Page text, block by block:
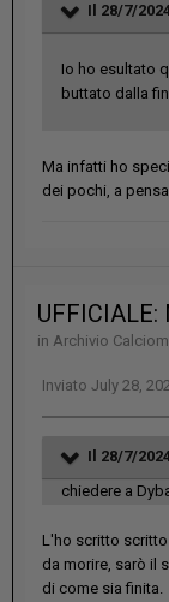
Il 28/7/
Io ho esultato
buttato dalla
Ma infatti ho
dei pochi, a
in Archivio
Inviato July 28,
Il 28/7/
chiedere a
L'ho scritto
da morire, sarò il
di come sia finita.